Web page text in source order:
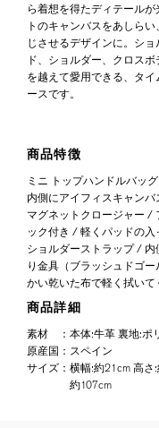
ら着想を得たディテール
トのキャンバスをあしら
じさせるデザインに。シ
ド、ショルダー、クロス
を越えて愛用できる、タ
ースです。
商品特徴
ミニ トップハンドルバッ
内側にアイフィスキャン
マグネットクロージャー /
ック付き / 軽くパッドの
ショルダーストラップ /
り金具（ブラッシュドゴ
かい乾いた布で軽く拭いて
商品詳細
素材 ： 本体:牛革 裏地:ポ
原産国 ： スペイン
サイズ ： 横幅:約21cm 高さ
約107cm